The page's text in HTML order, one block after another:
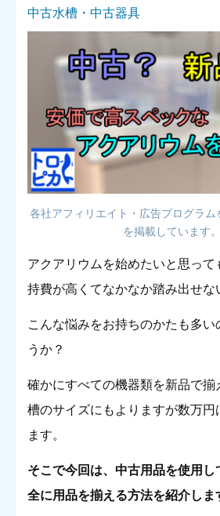
中古水槽・中古器具
各社アフィリエイト・広告プログラ
を掲載しています。
アクアリウムを始めたいと思って
持費が高くてなかなか踏み出せ
こんな悩みをお持ちのかたも多い
うか？
確かにすべての機器類を新品で揃
槽のサイズにもよりますが数万円
ます。
そこで今回は、中古用品を使用し
全に用品を揃える方法を紹介しま